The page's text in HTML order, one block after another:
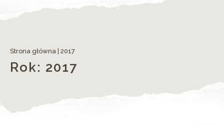
Strona główna 2017
Rok: 2017